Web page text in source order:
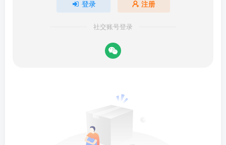
登录 注册
社交账号登录